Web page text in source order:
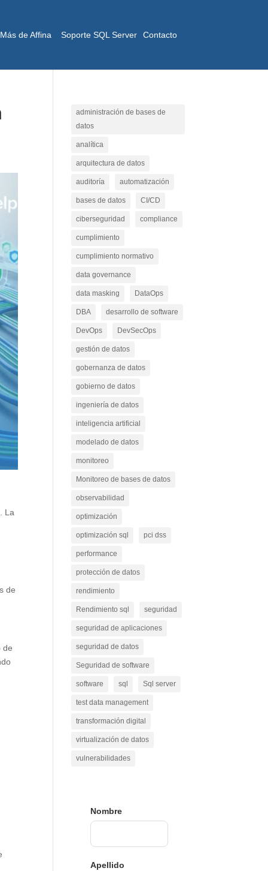
Más de Affina Soporte SQL Server Contacto
La
de
de
administración de bases de
datos
analítica
arquitectura de datos
auditoría automatización
bases de datos CI/CD
ciberseguridad compliance
cumplimiento
cumplimiento normativo
data governance
data masking DataOps
DBA desarrollo de software
DevOps DevSecOps
gestión de datos
gobernanza de datos
gobierno de datos
ingeniería de datos
inteligencia artificial
modelado de datos
monitoreo
Monitoreo de bases de datos
observabilidad
optimización
optimización sql pci dss
performance
protección de datos
rendimiento
Rendimiento sql seguridad
seguridad de aplicaciones
seguridad de datos
Seguridad de software
software sql Sql server
test data management
transformación digital
virtualización de datos
vulnerabilidades